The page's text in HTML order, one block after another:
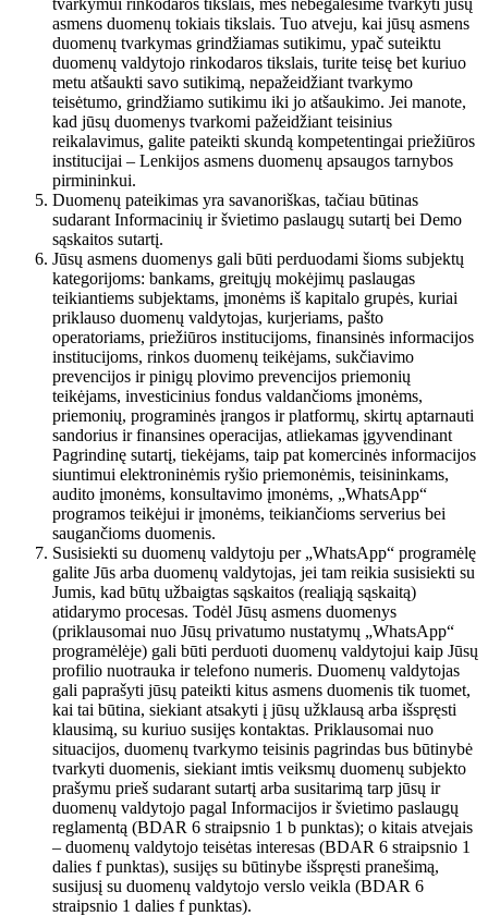
tvarkymui rinkodaros tikslais, mes nebegalėsime tvarkyti jūsų
asmens duomenų tokiais tikslais. Tuo atveju, kai jūsų asmens
duomenų tvarkymas grindžiamas sutikimu, ypač suteiktu
duomenų valdytojo rinkodaros tikslais, turite teisę bet kuriuo
metu atšaukti savo sutikimą, nepažeidžiant tvarkymo
teisėtumo, grindžiamo sutikimu iki jo atšaukimo. Jei manote,
kad jūsų duomenys tvarkomi pažeidžiant teisinius
reikalavimus, galite pateikti skundą kompetentingai priežiūros
institucijai – Lenkijos asmens duomenų apsaugos tarnybos
pirmininkui.
Duomenų pateikimas yra savanoriškas, tačiau būtinas
sudarant Informacinių ir švietimo paslaugų sutartį bei Demo
sąskaitos sutartį.
Jūsų asmens duomenys gali būti perduodami šioms subjektų
kategorijoms: bankams, greitųjų mokėjimų paslaugas
teikiantiems subjektams, įmonėms iš kapitalo grupės, kuriai
priklauso duomenų valdytojas, kurjeriams, pašto
operatoriams, priežiūros institucijoms, finansinės informacijos
institucijoms, rinkos duomenų teikėjams, sukčiavimo
prevencijos ir pinigų plovimo prevencijos priemonių
teikėjams, investicinius fondus valdančioms įmonėms,
priemonių, programinės įrangos ir platformų, skirtų aptarnauti
sandorius ir finansines operacijas, atliekamas įgyvendinant
Pagrindinę sutartį, tiekėjams, taip pat komercinės informacijos
siuntimui elektroninėmis ryšio priemonėmis, teisininkams,
audito įmonėms, konsultavimo įmonėms, „WhatsApp“
programos teikėjui ir įmonėms, teikiančioms serverius bei
saugančioms duomenis.
Susisiekti su duomenų valdytoju per „WhatsApp“ programėlę
galite Jūs arba duomenų valdytojas, jei tam reikia susisiekti su
Jumis, kad būtų užbaigtas sąskaitos (realiąją sąskaitą)
atidarymo procesas. Todėl Jūsų asmens duomenys
(priklausomai nuo Jūsų privatumo nustatymų „WhatsApp“
programėlėje) gali būti perduoti duomenų valdytojui kaip Jūsų
profilio nuotrauka ir telefono numeris. Duomenų valdytojas
gali paprašyti jūsų pateikti kitus asmens duomenis tik tuomet,
kai tai būtina, siekiant atsakyti į jūsų užklausą arba išspręsti
klausimą, su kuriuo susijęs kontaktas. Priklausomai nuo
situacijos, duomenų tvarkymo teisinis pagrindas bus būtinybė
tvarkyti duomenis, siekiant imtis veiksmų duomenų subjekto
prašymu prieš sudarant sutartį arba susitarimą tarp jūsų ir
duomenų valdytojo pagal Informacijos ir švietimo paslaugų
reglamentą (BDAR 6 straipsnio 1 b punktas); o kitais atvejais
– duomenų valdytojo teisėtas interesas (BDAR 6 straipsnio 1
dalies f punktas), susijęs su būtinybe išspręsti pranešimą,
susijusį su duomenų valdytojo verslo veikla (BDAR 6
straipsnio 1 dalies f punktas).